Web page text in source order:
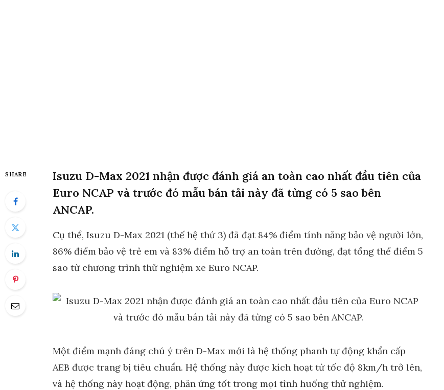
SHARE
Isuzu D-Max 2021 nhận được đánh giá an toàn cao nhất đầu tiên của
Euro NCAP và trước đó mẫu bán tải này đã từng có 5 sao bên
ANCAP.
Cụ thể, Isuzu D-Max 2021 (thế hệ thứ 3) đã đạt 84% điểm tính năng bảo vệ người lớn,
86% điểm bảo vệ trẻ em và 83% điểm hỗ trợ an toàn trên đường, đạt tổng thể điểm 5
sao từ chương trình thử nghiệm xe Euro NCAP.
Một điểm mạnh đáng chú ý trên D-Max mới là hệ thống phanh tự động khẩn cấp
AEB được trang bị tiêu chuẩn. Hệ thống này được kích hoạt từ tốc độ 8km/h trở lên,
và hệ thống này hoạt động, phản ứng tốt trong mọi tình huống thử nghiệm.